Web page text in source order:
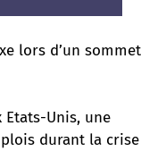
lors d’un sommet
Unis, une
durant la crise